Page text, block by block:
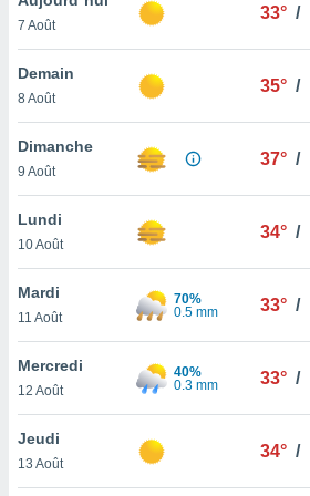
et
»,
au
vous
qu'ils
ou
le
ainsi
un
la
du
7 Août
33° /
Demain
8 Août
35° /
Dimanche
9 Août
37° /
Lundi
10 Août
34° /
Mardi
11 Août
70%
0.5 mm
33° /
Mercredi
12 Août
40%
0.3 mm
33° /
Jeudi
13 Août
34° /